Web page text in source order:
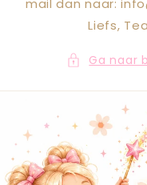
mail dan naar:
Liefs,
Ga naar